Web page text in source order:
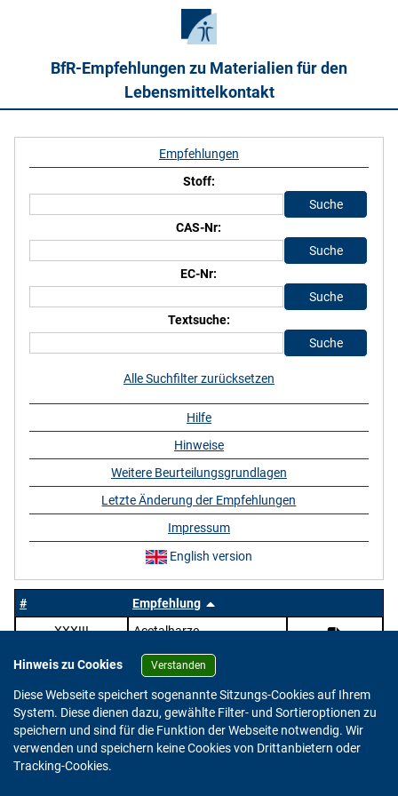
BfR-Empfehlungen zu Materialien für den
Lebensmittelkontakt
#
Empfehlung
XXXIII
Acetalharze
Empfehlungen
Stoff:
CAS-Nr:
EC-Nr:
Textsuche:
Alle Suchfilter zurücksetzen
Hilfe
Hinweise
Weitere Beurteilungsgrundlagen
Letzte Änderung der Empfehlungen
Impressum
English version
Hinweis zu Cookies Verstanden
Diese Webseite speichert sogenannte Sitzungs-Cookies auf Ihrem
System. Diese dienen dazu, gewählte Filter- und Sortieroptionen zu
speichern und sind für die Funktion der Webseite notwendig. Wir
verwenden und speichern keine Cookies von Drittanbietern oder
Tracking-Cookies.